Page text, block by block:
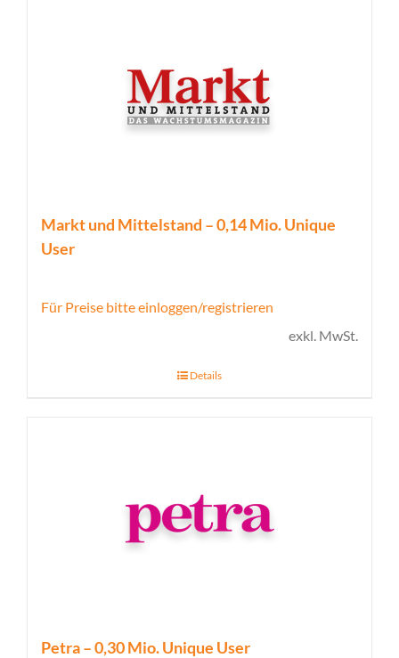
Markt und Mittelstand – 0,14 Mio. Unique
User
Für Preise bitte einloggen/registrieren
exkl. MwSt.
Details
Petra – 0,30 Mio. Unique User